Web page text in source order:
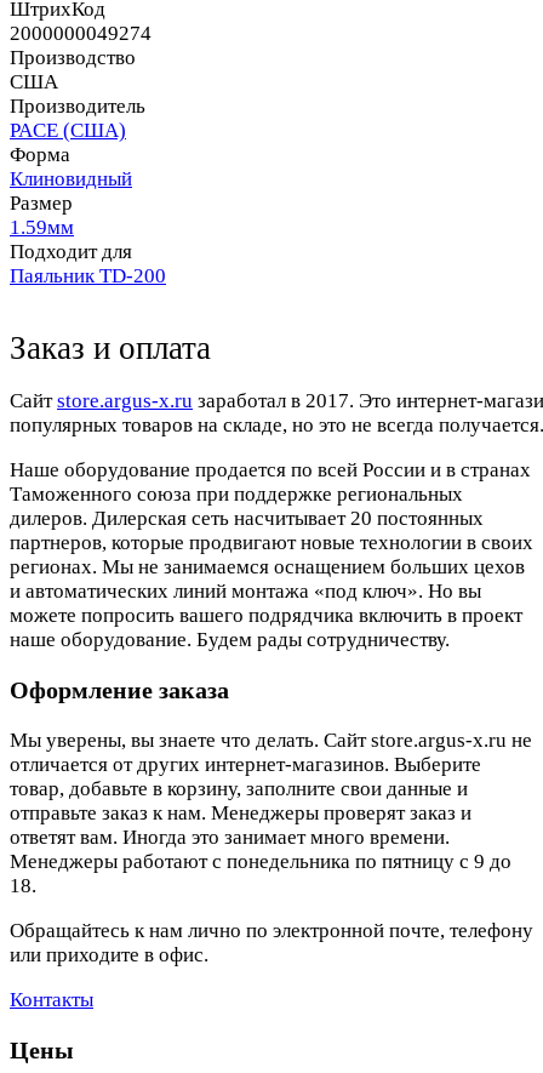
ШтрихКод
2000000049274
Производство
США
Производитель
PACE (США)
Форма
Клиновидный
Размер
1.59мм
Подходит для
Паяльник TD-200
Заказ и оплата
Cайтstore.argus-x.ru заработал в 2017. Это интернет-
популярных товаров на складе, но это не всегда
Наше оборудование продается по всей России и в странах
Таможенного союза при поддержке региональных
дилеров. Дилерская сеть насчитывает 20 постоянных
партнеров, которые продвигают новые технологии в своих
регионах. Мы не занимаемся оснащением больших цехов
и автоматических линий монтажа «под ключ». Но вы
можете попросить вашего подрядчика включить в проект
наше оборудование. Будем рады сотрудничеству.
Оформление заказа
Мы уверены, вы знаете что делать. Сайт store.argus-x.ru не
отличается от других интернет-магазинов. Выберите
товар, добавьте в корзину, заполните свои данные и
отправьте заказ к нам. Менеджеры проверят заказ и
ответят вам. Иногда это занимает много времени.
Менеджеры работают с понедельника по пятницу с 9 до
18.
Обращайтесь к нам лично по электронной почте, телефону
или приходите в офис.
Контакты
Цены